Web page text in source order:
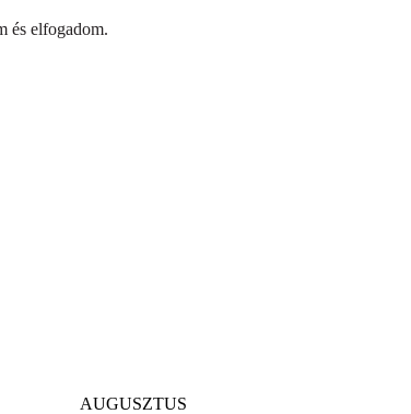
és elfogadom.
AUGUSZTUS